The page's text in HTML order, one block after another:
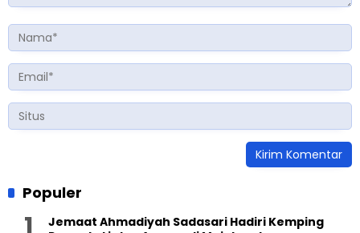
Populer
Jemaat Ahmadiyah Sadasari Hadiri Kemping